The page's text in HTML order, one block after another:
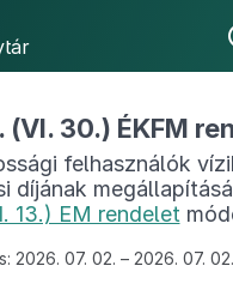
30.) ÉKFM
felhasználók
díjának
13.) EM rendelet
2026. 07. 02. – 2026. 07. 02.